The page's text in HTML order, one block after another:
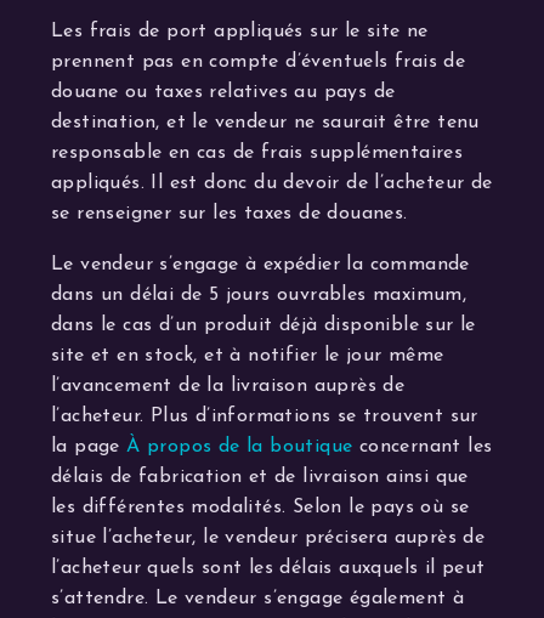
Les frais de port appliqués sur le site ne
prennent pas en compte d’éventuels frais de
douane ou taxes relatives au pays de
destination, et le vendeur ne saurait être tenu
responsable en cas de frais supplémentaires
appliqués. Il est donc du devoir de l’acheteur de
se renseigner sur les taxes de douanes.
Le vendeur s’engage à expédier la commande
dans un délai de 5 jours ouvrables maximum,
dans le cas d’un produit déjà disponible sur le
site et en stock, et à notifier le jour même
l’avancement de la livraison auprès de
l’acheteur. Plus d’informations se trouvent sur
la pageÀ propos de la boutique concernant les
délais de fabrication et de livraison ainsi que
les différentes modalités. Selon le pays où se
situe l’acheteur, le vendeur précisera auprès de
l’acheteur quels sont les délais auxquels il peut
s’attendre. Le vendeur s’engage également à